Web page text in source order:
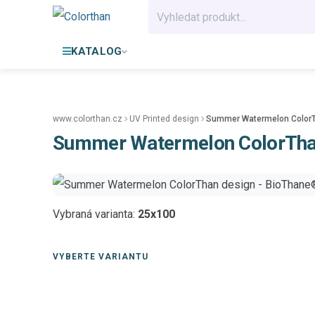
KATALOG
www.colorthan.cz UV Printed design Summer Watermelon
Summer Watermelon
Vybraná varianta: 25x100
VYBERTE VARIANTU